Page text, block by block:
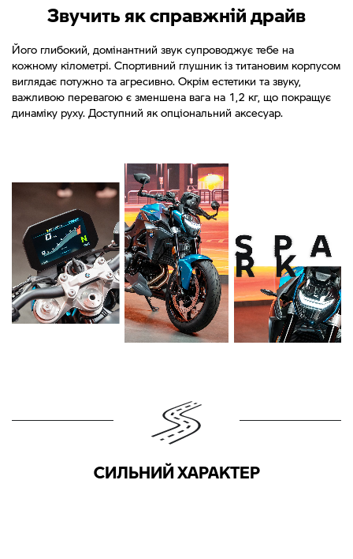
Звучить як справжній драйв
Його глибокий, домінантний звук супроводжує тебе на
кожному кілометрі. Спортивний глушник із титановим корпусом
виглядає потужно та агресивно. Окрім естетики та звуку,
важливою перевагою є зменшена вага на 1,2 кг, що покращує
динаміку руху. Доступний як опціональний аксесуар.
СИЛЬНИЙ ХАРАКТЕР